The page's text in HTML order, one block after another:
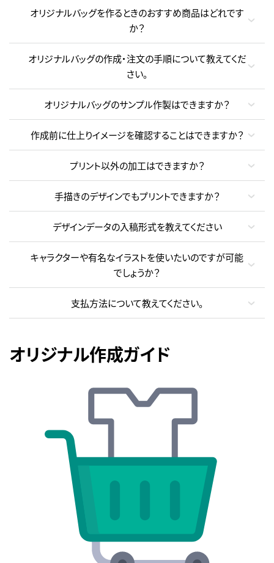
オリジナルバッグを作るときのおすすめ商品はどれです
か？
オリジナルバッグの作成・注文の手順について教えてくだ
さい。
オリジナルバッグのサンプル作製はできますか？
作成前に仕上りイメージを確認することはできますか？
プリント以外の加工はできますか？
手描きのデザインでもプリントできますか？
デザインデータの入稿形式を教えてください
キャラクターや有名なイラストを使いたいのですが可能
でしょうか？
支払方法について教えてください。
オリジナル作成ガイド